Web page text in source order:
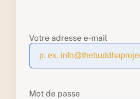
Votre adresse e-mail
Mot de passe